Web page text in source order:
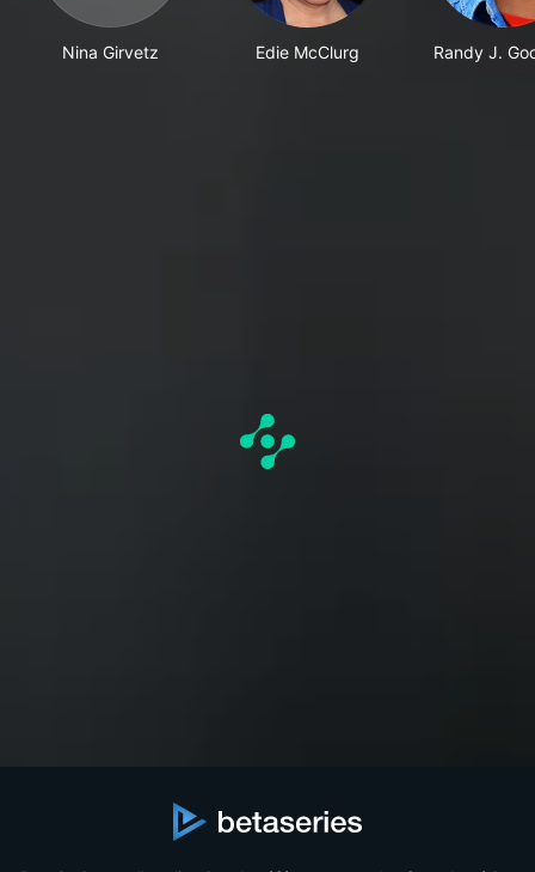
Nina Girvetz Edie McClurg Randy J.